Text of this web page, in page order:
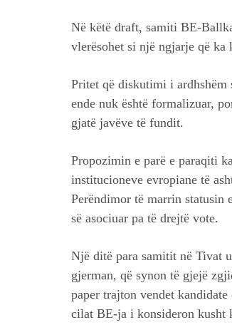
Në këtë draft, samiti BE-
vlerësohet si një ngjarje që
Pritet që diskutimi i ardhshëm
ende nuk është formalizuar,
gjatë javëve të fundit.
Propozimin e parë e paraqiti
institucioneve evropiane të
Perëndimor të marrin statusin
së asociuar pa të drejtë vote.
Një ditë para samitit në Tivat
gjerman, që synon të gjejë
paper trajton vendet
cilat BE-ja i konsideron kusht